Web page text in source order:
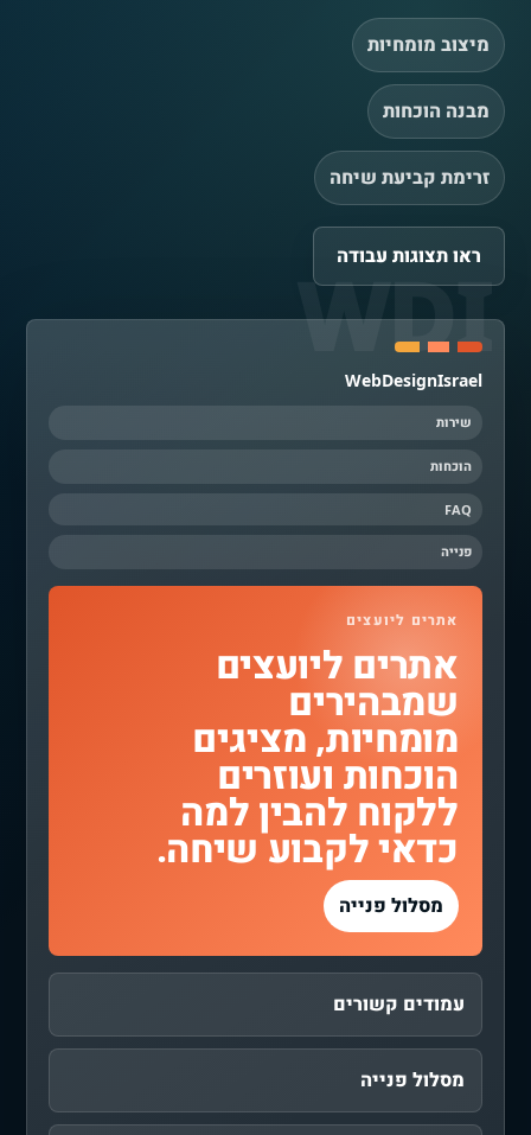
מיצוב מומחיות
מבנה הוכחות
זרימת קביעת שיחה
ראו תצוגות עבודה
WebDesignIsrael
שירות
הוכחות
FAQ
פנייה
אתרים ליועצים
אתרים ליועצים
שמבהירים
מומחיות, מציגים
הוכחות ועוזרים
ללקוח להבין למה
כדאי לקבוע שיחה.
מסלול פנייה
עמודים קשורים
מסלול פנייה